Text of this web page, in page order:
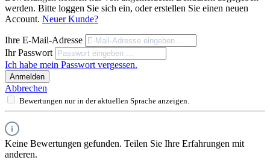
werden. Bitte loggen Sie sich ein, oder erstellen Sie einen neuen
Account. Neuer Kunde?
Ihre E-Mail-Adresse
Ihr Passwort
Ich habe mein Passwort vergessen.
Anmelden
Abbrechen
Bewertungen nur in der aktuellen Sprache anzeigen.
Keine Bewertungen gefunden. Teilen Sie Ihre Erfahrungen mit
anderen.